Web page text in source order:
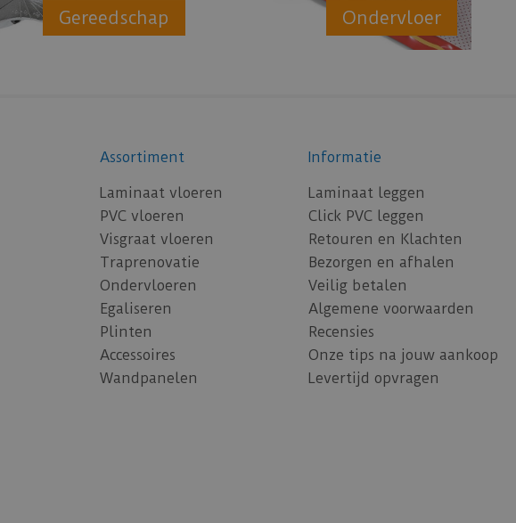
Gereedschap Ondervloer
Assortiment
Laminaat vloeren
PVC vloeren
Visgraat vloeren
Traprenovatie
Ondervloeren
Egaliseren
Plinten
Accessoires
Wandpanelen
Informatie
Laminaat leggen
Click PVC leggen
Retouren en Klachten
Bezorgen en afhalen
Veilig betalen
Algemene voorwaarden
Recensies
Onze tips na jouw aankoop
Levertijd opvragen